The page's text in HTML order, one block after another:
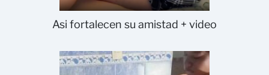
Asi fortalecen su amistad + video